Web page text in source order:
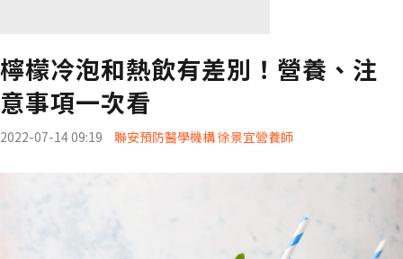
檸檬冷泡和熱飲有差別！營養、注
意事項一次看
2022-07-14 09:19 聯安預防醫學機構 徐景宜營養師